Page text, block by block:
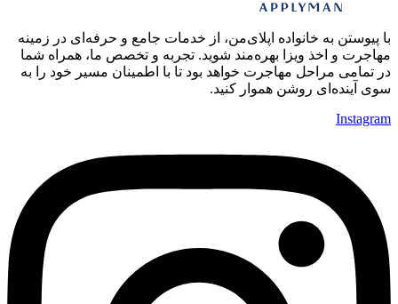
با پیوستن به خانواده اپلای‌من، از خدمات جامع و حرفه‌ای در زمینه
مهاجرت و اخذ ویزا بهره‌مند شوید. تجربه و تخصص ما، همراه شما
در تمامی مراحل مهاجرت خواهد بود تا با اطمینان مسیر خود را به
سوی آینده‌ای روشن هموار کنید.
Instagram